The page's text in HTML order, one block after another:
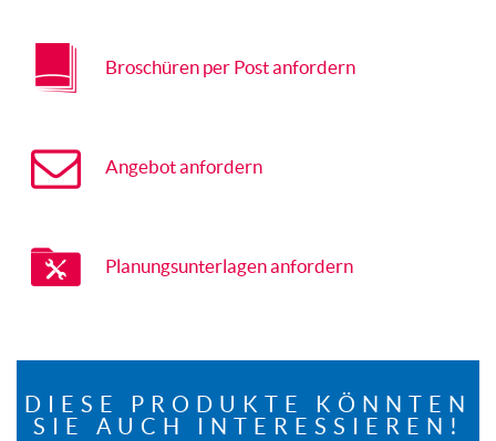
Broschüren per Post anfordern
Angebot anfordern
Planungsunterlagen anfordern
DIESE PRODUKTE KÖNNTEN
SIE AUCH INTERESSIEREN!